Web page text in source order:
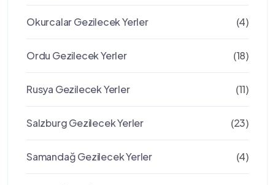
Okurcalar Gezilecek Yerler (4)
Ordu Gezilecek Yerler (18)
Rusya Gezilecek Yerler (11)
Salzburg Gezilecek Yerler (23)
Samandağ Gezilecek Yerler (4)